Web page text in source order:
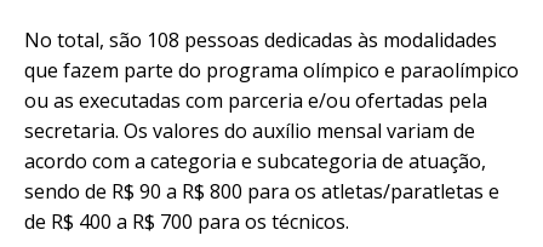
No total, são 108 pessoas dedicadas às modalidades
que fazem parte do programa olímpico e paraolímpico
ou as executadas com parceria e/ou ofertadas pela
secretaria. Os valores do auxílio mensal variam de
acordo com a categoria e subcategoria de atuação,
sendo de R$ 90 a R$ 800 para os atletas/paratletas e
de R$ 400 a R$ 700 para os técnicos.